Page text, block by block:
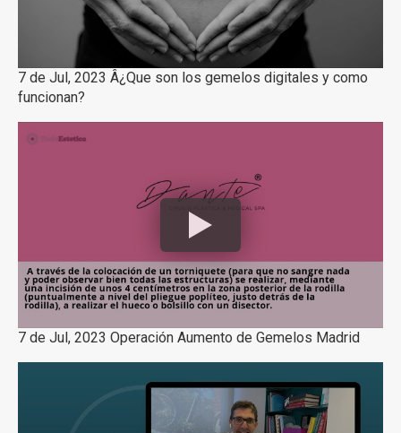
7 de Jul, 2023 Â¿Que son los gemelos digitales y como
funcionan?
7 de Jul, 2023 Operación Aumento de Gemelos Madrid